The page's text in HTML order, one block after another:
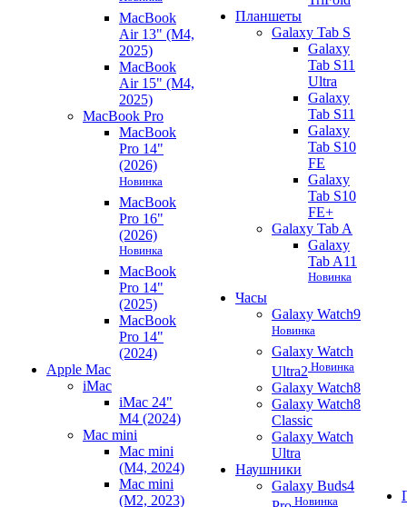
MacBook
Air 13" (M4,
2025)
MacBook
Air 15" (M4,
2025)
MacBook Pro
MacBook
Pro 14"
(2026)
Новинка
MacBook
Pro 16"
(2026)
Новинка
MacBook
Pro 14"
(2025)
MacBook
Pro 14"
(2024)
Apple Mac
iMac
iMac 24"
M4 (2024)
Mac mini
Mac mini
(M4, 2024)
Mac mini
(M2, 2023)
Планшеты
Galaxy Tab S
Galaxy
Tab S11
Ultra
Galaxy
Tab S11
Galaxy
Tab S10
FE
Galaxy
Tab S10
FE+
Galaxy Tab A
Galaxy
Tab A11
Новинка
Часы
Galaxy Watch9
Новинка
Galaxy Watch
Ultra2 Новинка
Galaxy Watch8
Galaxy Watch8
Classic
Galaxy Watch
Ultra
Наушники
Galaxy Buds4
Новинка